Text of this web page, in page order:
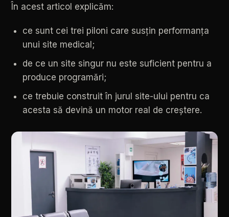
În acest articol explicăm:
ce sunt cei trei piloni care susțin performanța
unui site medical;
de ce un site singur nu este suficient pentru a
produce programări;
ce trebuie construit în jurul site-ului pentru ca
acesta să devină un motor real de creștere.